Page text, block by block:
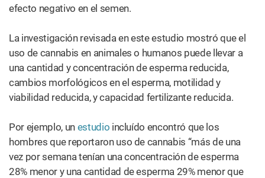
efecto negativo en el semen.
La investigación revisada en este estudio mostró que el
uso de cannabis en animales o humanos puede llevar a
una cantidad y concentración de esperma reducida,
cambios morfológicos en el esperma, motilidad y
viabilidad reducida, y capacidad fertilizante reducida.
Por ejemplo, un estudio incluído encontró que los
hombres que reportaron uso de cannabis “más de una
vez por semana tenían una concentración de esperma
28% menor y una cantidad de esperma 29% menor que